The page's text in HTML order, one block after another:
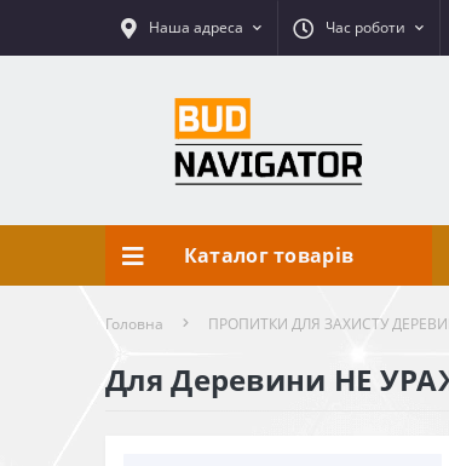
Наша адреса Час роботи
Каталог товарів
Головна ПРОПИТКИ ДЛЯ ЗАХИСТУ
Для Деревини НЕ